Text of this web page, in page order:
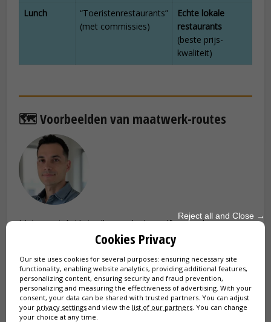
Lunch
“Toeristenrestaurants”
(met commissies)
Echte lokale
restaurants
(beste prijs-
kwaliteit)
🗺️ Voorbeelden van maatwerk-routes
Met uw privégids is alles op de dag zelf aanpasbaar aan uw
wensen en uw fysieke conditie. Wilt u meer tijd in de Grote
Bazaar doorbrengen? Geen probleem. Liever een museum
overslaan om te genieten van een thee met uitzicht op de
Bosporus? U beslist!
Reject all and Close →
Cookies Privacy
Our site uses cookies for several purposes: ensuring necessary site
functionality, enabling website analytics, providing additional features,
personalizing content, ensuring security and fraud prevention,
personalizing and measuring the effectiveness of advertising. With your
consent, your data can be shared with trusted partners. You can adjust
your privacy settings and view the list of our partners . You can change
your choice at any time.